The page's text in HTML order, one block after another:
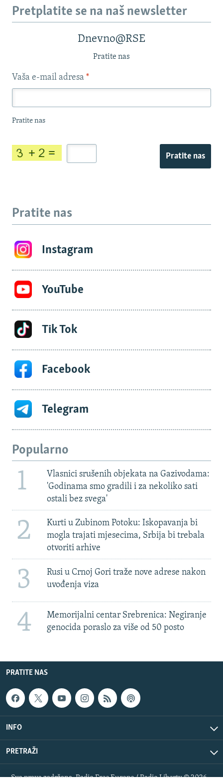
Pretplatite se na naš newsletter
Dnevno@RSE
Pratite nas
Vaša e-mail adresa *
Pratite nas
Pratite nas
Pratite nas
Instagram
YouTube
Tik Tok
Facebook
Telegram
Popularno
1
Vlasnici srušenih objekata na Gazivodama:
'Godinama smo gradili i za nekoliko sati
ostali bez svega'
2
Kurti u Zubinom Potoku: Iskopavanja bi
mogla trajati mjesecima, Srbija bi trebala
otvoriti arhive
3
Rusi u Crnoj Gori traže nove adrese nakon
uvođenja viza
4
Memorijalni centar Srebrenica: Negiranje
genocida poraslo za više od 50 posto
PRATITE NAS
INFO
PRETRAŽI
Sva prava zadržana. Radio Free Europe / Radio Liberty © 2026